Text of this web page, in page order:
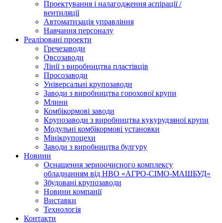
Проектування і налагодження аспірації /
вентиляції
Автоматизація управління
Навчання персоналу
Реалізовані проекти
Гречезаводи
Овсозаводи
Лінії з виробництва пластівців
Просозаводи
Універсальні крупозаводи
Заводи з виробництва горохової крупи
Млини
Комбікормові заводи
Крупозаводи з виробництва кукурудзяної крупи
Модульні комбікормові установки
Мінікрупоцехи
Заводи з виробництва булгуру
Новини
Оснащення зерноочисного комплексу
обладнанням від НВО «АГРО-СІМО-МАШБУД»
Збудовані крупозаводи
Новини компанії
Виставки
Технологія
Контакти